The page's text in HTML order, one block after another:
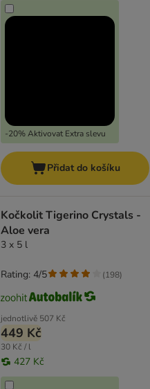
-20% Aktivovat Extra slevu
Přidat do košíku
Kočkolit Tigerino Crystals -
Aloe vera
3 x 5 l
jednotlivě 507 Kč
449 Kč
30 Kč / l
427 Kč
Rating: 4/5 (198)